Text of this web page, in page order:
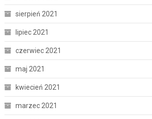
sierpień 2021
lipiec 2021
czerwiec 2021
maj 2021
kwiecień 2021
marzec 2021